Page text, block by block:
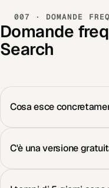
007 · DOMANDE
Domande
Search
Cosa esce
C'è una versione